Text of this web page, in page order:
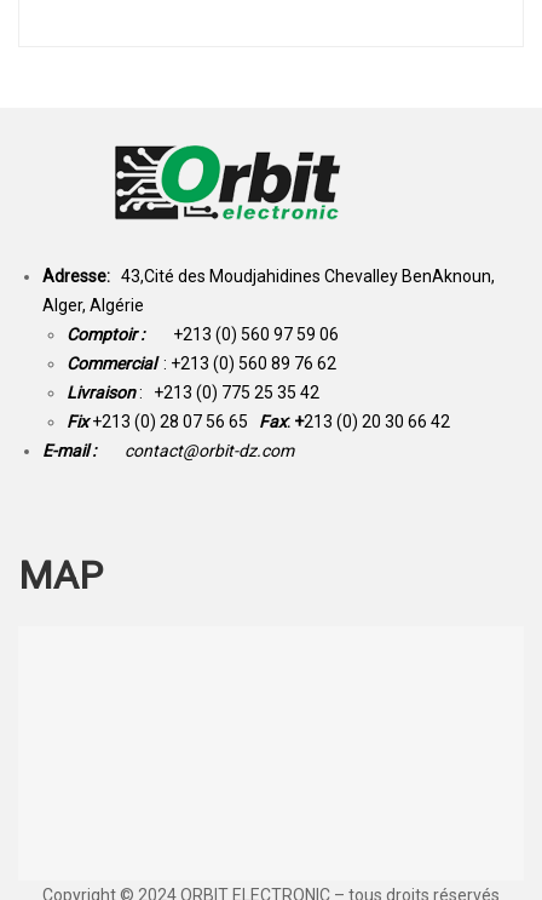
Adresse: 43,Cité des Moudjahidines Chevalley BenAknoun,
Alger, Algérie
Comptoir : +213 (0) 560 97 59 06
Commercial : +213 (0) 560 89 76 62
Livraison: +213 (0) 775 25 35 42
Fix +213 (0) 28 07 56 65 Fax: +213 (0) 20 30 66 42
E-mail :
contact@orbit-dz.com
MAP
Copyright © 2024 ORBIT ELECTRONIC – tous droits réservés